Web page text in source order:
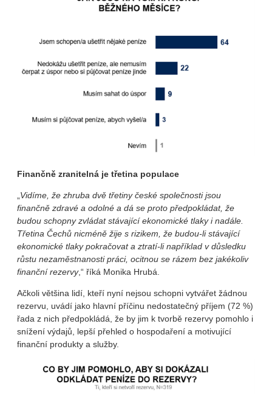
Finančně zranitelná je třetina populace
Vidíme, že zhruba dvě třetiny české společnosti jsou
finančně zdravé a odolné a dá se proto předpokládat, že
budou schopny zvládat stávající ekonomické tlaky i nadále.
Třetina Čechů nicméně žije s rizikem, že budou-li stávající
ekonomické tlaky pokračovat a ztratí-li například v důsledku
růstu nezaměstnanosti práci, ocitnou se rázem bez jakékoliv
finanční rezervy,“ říká Monika Hrubá.
Ačkoli většina lidí, kteří nyní nejsou schopni vytvářet žádnou
rezervu, uvádí jako hlavní příčinu nedostatečný příjem (72 %)
řada z nich předpokládá, že by jim k tvorbě rezervy pomohlo i
snížení výdajů, lepší přehled o hospodaření a motivující
finanční produkty a služby.